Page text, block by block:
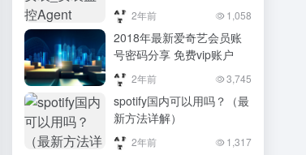
2年前 1,058
2018年最新爱奇艺会员账
号密码分享 免费vip账户
2年前 3,745
spotify国内可以用吗？（最
新方法详解）
2年前 1,317